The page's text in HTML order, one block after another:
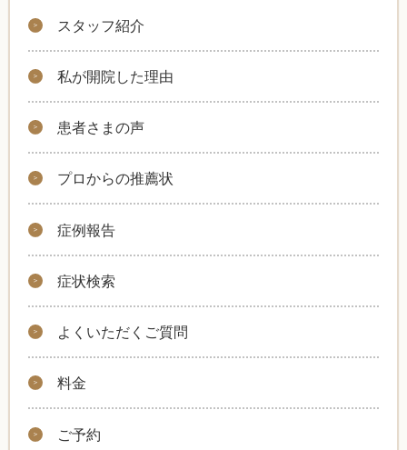
スタッフ紹介
私が開院した理由
患者さまの声
プロからの推薦状
症例報告
症状検索
よくいただくご質問
料金
ご予約